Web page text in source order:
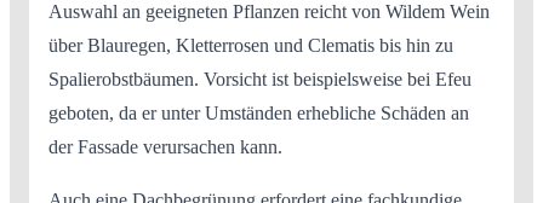
Auswahl an geeigneten Pflanzen reicht von Wildem Wein
über Blauregen, Kletterrosen und Clematis bis hin zu
Spalierobstbäumen. Vorsicht ist beispielsweise bei Efeu
geboten, da er unter Umständen erhebliche Schäden an
der Fassade verursachen kann.